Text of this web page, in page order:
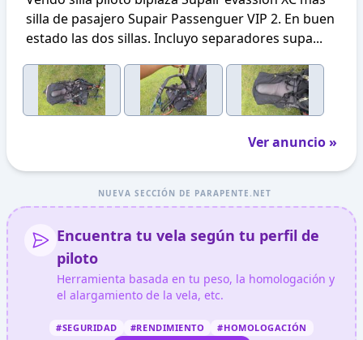
silla de pasajero Supair Passenguer VIP 2. En buen
estado las dos sillas. Incluyo separadores supa...
Ver anuncio »
NUEVA SECCIÓN DE PARAPENTE.NET
Encuentra tu vela según tu perfil de
piloto
Herramienta basada en tu peso, la homologación y
el alargamiento de la vela, etc.
#SEGURIDAD #RENDIMIENTO #HOMOLOGACIÓN